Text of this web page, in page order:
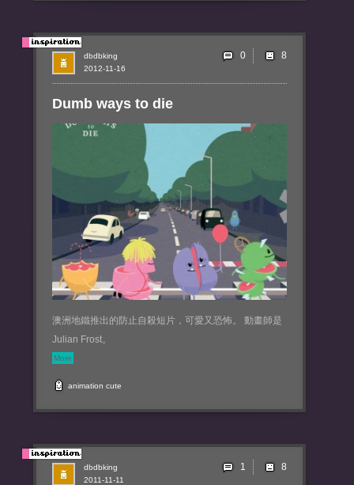
Dumb ways to die
澳洲地鐵推出的防止自殺短片，可愛又恐怖。 動畫師是
Julian Frost。
More
animation cute
2012-11-16
dbdbking 0
2011-11-11
dbdbking 1